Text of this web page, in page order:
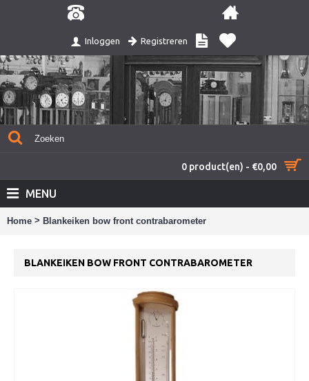
Inloggen Registreren
0 product(en) - €0,00
MENU
Home > Blankeiken bow front contrabarometer
BLANKEIKEN BOW FRONT CONTRABAROMETER